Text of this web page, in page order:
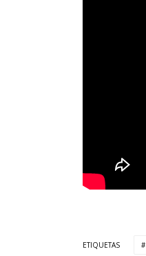
ETIQUETAS